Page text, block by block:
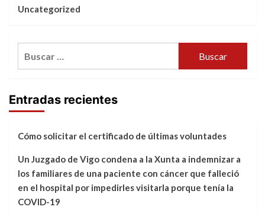
Uncategorized
Entradas recientes
Cómo solicitar el certificado de últimas voluntades
Un Juzgado de Vigo condena a la Xunta a indemnizar a
los familiares de una paciente con cáncer que falleció
en el hospital por impedirles visitarla porque tenía la
COVID-19